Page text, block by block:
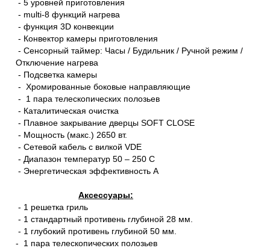
- 5 уровней приготовления
- multi-8 функций нагрева
- функция 3D конвекции
- Конвектор камеры приготовления
- Сенсорный таймер: Часы / Будильник / Ручной режим /
Отключение нагрева
- Подсветка камеры
- Хромированные боковые направляющие
- 1 пара телескопических полозьев
- Каталитическая очистка
- Плавное закрывание дверцы SOFT CLOSE
- Мощность (макс.) 2650 вт.
- Сетевой кабель с вилкой VDE
- Диапазон температур 50 – 250 С
- Энергетическая эффективность А
Аксессуары:
- 1 решетка гриль
- 1 стандартный противень глубиной 28 мм.
- 1 глубокий противень глубиной 50 мм.
- 1 пара телескопических полозьев